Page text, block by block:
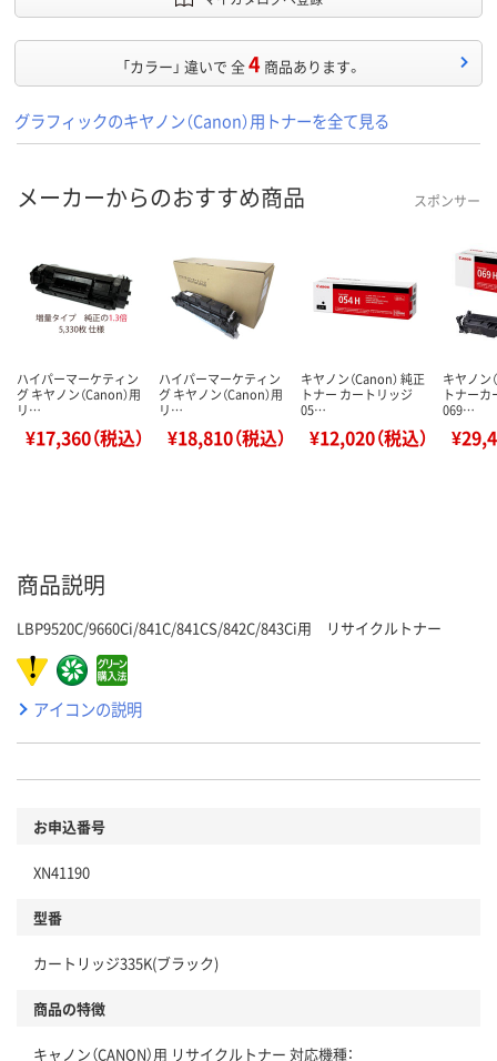
「カラー」 違いで 全4 商品あります。
グラフィックのキヤノン（Canon）用トナーを全て見る
メーカーからのおすすめ商品 スポンサー
ハイパーマーケティン
グ キヤノン（Canon）用
リ…
¥17,360（税込）
ハイパーマーケティン
グ キヤノン（Canon）用
リ…
¥18,810（税込）
キヤノン（Canon） 純正
トナー カートリッジ
05…
¥12,020（税込）
キヤノン
トナーカ
069…
商品説明
LBP9520C/9660Ci/841C/841CS/842C/843Ci用 リサイクルトナー
アイコンの説明
お申込番号
XN41190
型番
カートリッジ335K(ブラック)
商品の特徴
キャノン（CANON）用 リサイクルトナー 対応機種：